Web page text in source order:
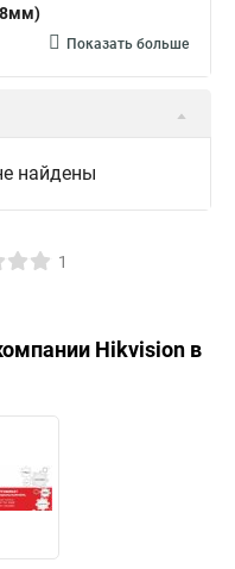
Показать больше
найдены
1
Hikvision в